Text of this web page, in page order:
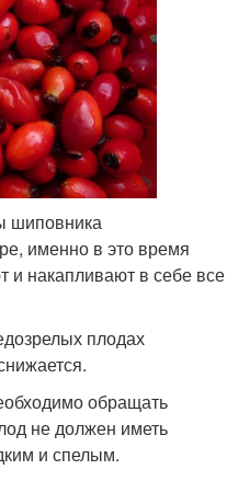
шиповника
именно в это время
и накапливают в себе все
плодах
обращать
не должен иметь
и спелым.